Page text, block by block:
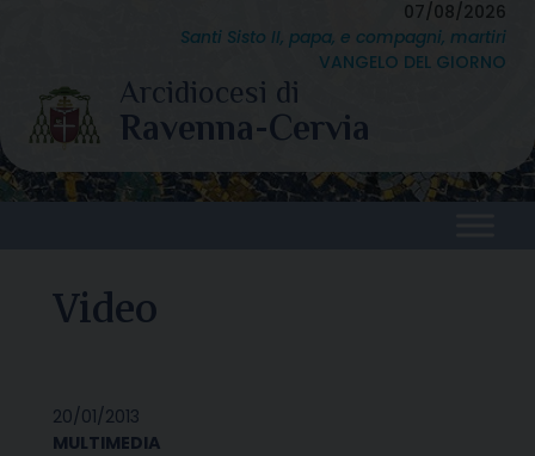
content
07/08/2026
Santi Sisto II, papa, e compagni, martiri
VANGELO DEL GIORNO
Video
20/01/2013
MULTIMEDIA